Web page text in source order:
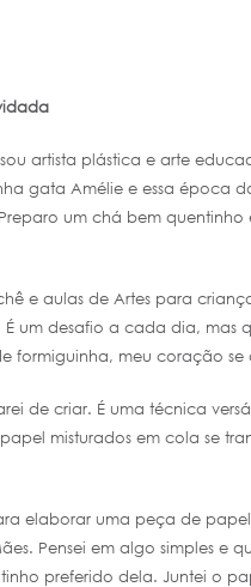
artista plástica e arte
gata Amélie e essa época
um chá bem quentinho
e aulas de Artes para
É um desafio a cada dia, mas
formiguinha, meu coração se
de criar. É uma técnica
misturados em cola se
elaborar uma peça de
Pensei em algo simples e
preferido dela. Juntei o